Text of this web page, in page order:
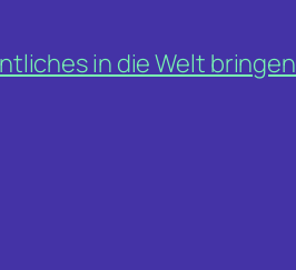
in die Welt bringen